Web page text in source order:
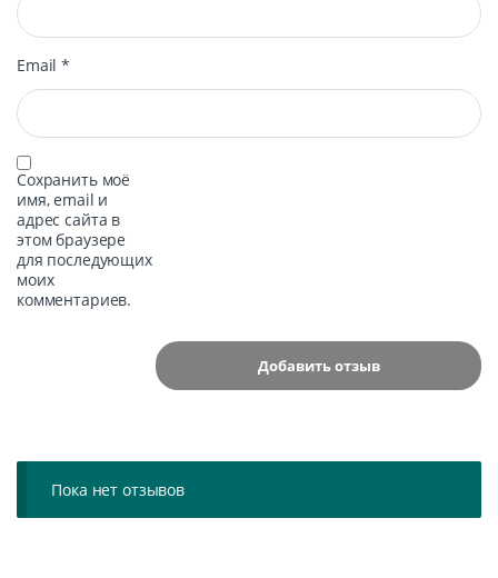
Email*
Сохранить моё
имя, email и
адрес сайта в
этом браузере
для последующих
моих
комментариев.
Пока нет отзывов